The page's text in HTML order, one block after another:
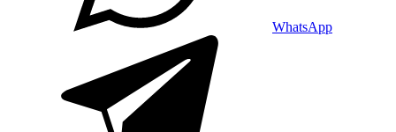
WhatsApp